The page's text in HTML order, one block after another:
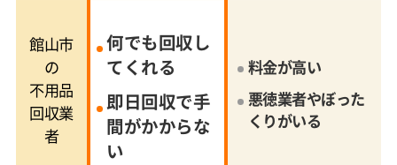
館山市
の
不用品
回収業
者
何でも回収し
てくれる
即日回収で手
間がかからな
い
料金が高い
悪徳業者やぼった
くりがいる